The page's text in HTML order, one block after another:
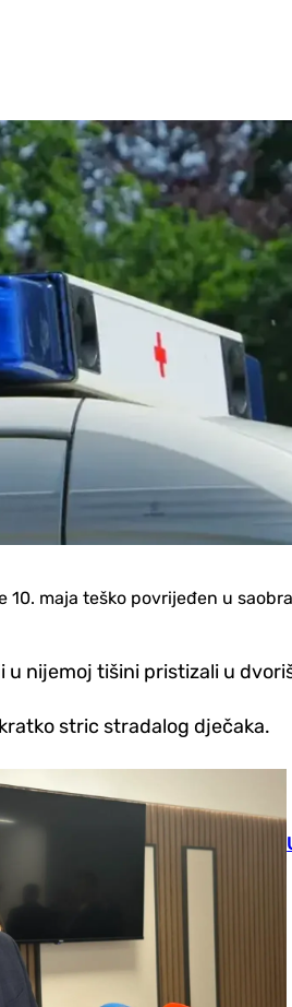
10. maja teško povrijeđen u
u nijemoj tišini pristizali u
stric stradalog dječaka.